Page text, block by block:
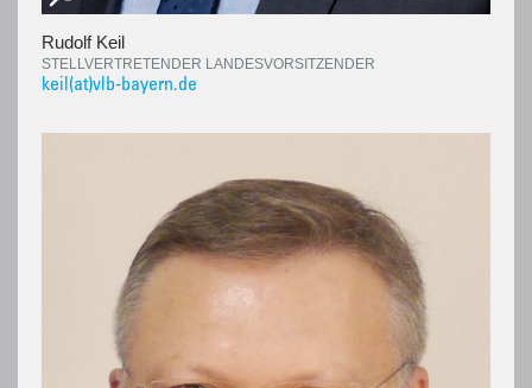
Rudolf Keil
STELLVERTRETENDER LANDESVORSITZENDER
keil(at)vlb-bayern.de